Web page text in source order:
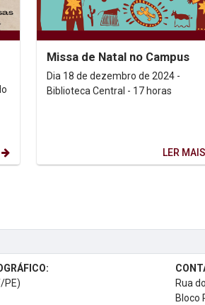
Missa de Natal no Campus
Dia 18 de dezembro de 2024 -
Biblioteca Central - 17 horas
LER MAIS
PE)
Rua
Bloco